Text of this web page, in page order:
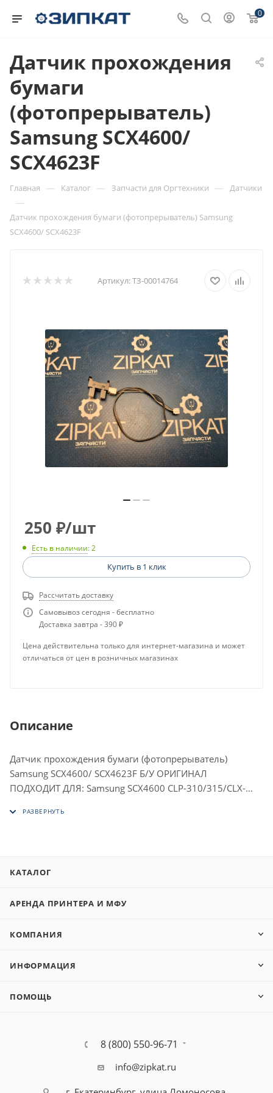
0
Датчик прохождения
бумаги
(фотопрерыватель)
Samsung SCX4600/
SCX4623F
Главная — Каталог — Запчасти для Оргтехники — Датчики
—
Датчик прохождения бумаги (фотопрерыватель) Samsung
SCX4600/ SCX4623F
Артикул:ТЗ-00014764
250 ₽/шт
Есть в наличии: 2
Купить в 1 клик
Рассчитать доставку
Самовывоз сегодня - бесплатно
Доставка завтра - 390 ₽
Цена действительна только для интернет-магазина и может
отличаться от цен в розничных магазинах
Описание
Датчик прохождения бумаги (фотопрерыватель)
Samsung SCX4600/ SCX4623F Б/У ОРИГИНАЛ
ПОДХОДИТ ДЛЯ: Samsung SCX4600 CLP-310/315/CLX-
6220/6250/8380/8385/ 9250/9350/ML-1910/1915/2525/
FN/4520/4016/4116/ 4216F/Phaser3400/3
КАТАЛОГ
АРЕНДА ПРИНТЕРА И МФУ
КОМПАНИЯ
ИНФОРМАЦИЯ
ПОМОЩЬ
8 (800) 550-96-71
info@zipkat.ru